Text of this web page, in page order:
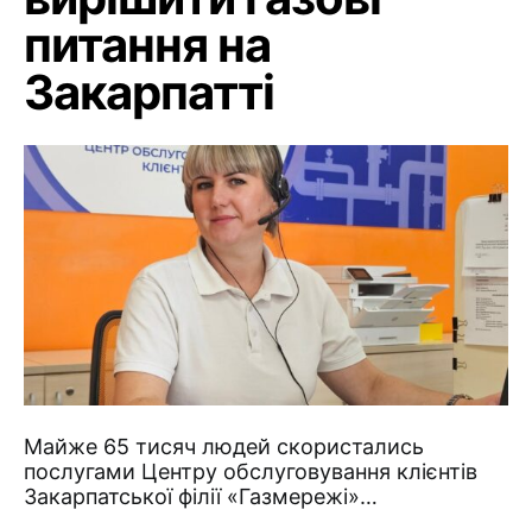
питання на
Закарпатті
Майже 65 тисяч людей скористались
послугами Центру обслуговування клієнтів
Закарпатської філії «Газмережі»…